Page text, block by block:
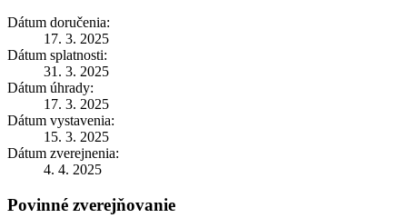
Dátum doručenia:
17. 3. 2025
Dátum splatnosti:
31. 3. 2025
Dátum úhrady:
17. 3. 2025
Dátum vystavenia:
15. 3. 2025
Dátum zverejnenia:
4. 4. 2025
Povinné zverejňovanie